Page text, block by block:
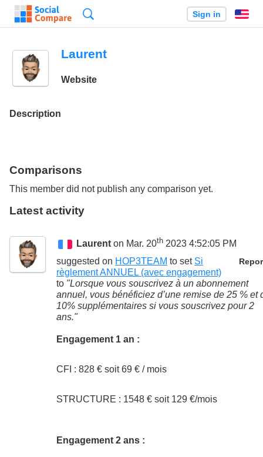
Sign in
Laurent
Website
Description
Comparisons
This member did not publish any comparison yet.
Latest activity
Laurent on Mar. 20th 2023 4:52:05 PM
suggested on HOP3TEAM to set Si
règlement ANNUEL (avec engagement)
to "Lorsque vous souscrivez à un abonnement
annuel, vous bénéficiez d’une remise de 25 % et
10% supplémentaires si vous souscrivez pour 2
ans."
Engagement 1 an :
CFI : 828 € soit 69 € / mois
STRUCTURE : 1548 € soit 129 €/mois
Engagement 2 ans :